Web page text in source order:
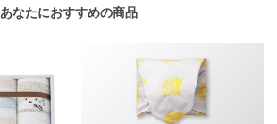
あなたにおすすめの商品